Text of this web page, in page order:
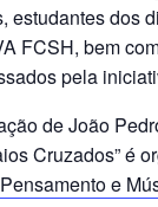
estudantes dos
FCSH, bem
pela
de João
Cruzados” é
e